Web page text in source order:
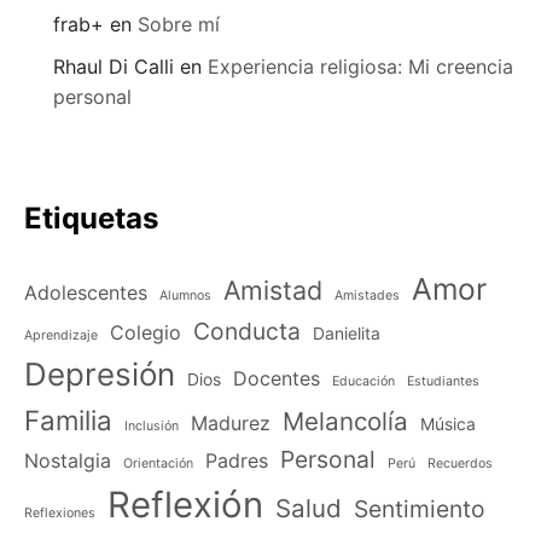
frab+ en Sobre mí
Rhaul Di Calli en Experiencia religiosa: Mi creencia
personal
Etiquetas
Adolescentes Alumnos Amistad Amistades Amor
Aprendizaje Colegio Conducta Danielita
Depresión Dios Docentes Educación Estudiantes
Familia Inclusión Madurez Melancolía Música
Nostalgia Orientación Padres Personal Perú Recuerdos
Reflexiones Reflexión Salud Sentimiento